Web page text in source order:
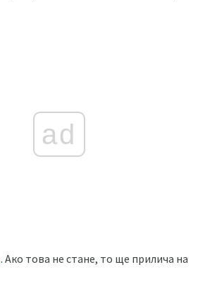
ad
. Ако това не стане, то ще прилича на